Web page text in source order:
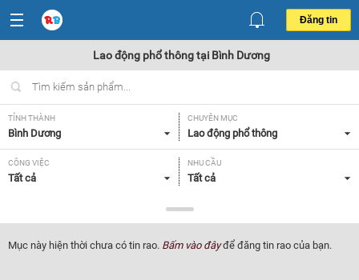
Đăng tin
Lao động phổ thông tại Bình Dương
TỈNH THÀNH
Bình Dương
CHUYÊN MỤC
Lao động phổ thông
CÔNG VIỆC
Tất cả
NHU CẦU
Tất cả
Tất cả
Mục này hiện thời chưa có tin rao. Bấm vào đâyđể đăng tin rao của bạn.